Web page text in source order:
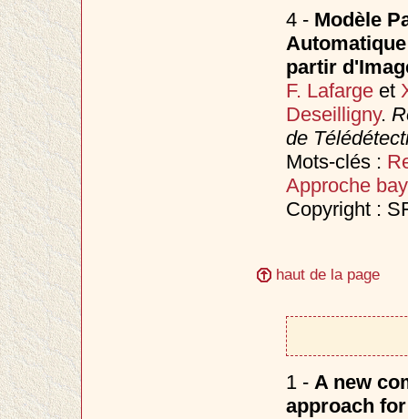
4 - Modèle
partir
F. Lafargeet
Deseilligny.
de
Mots-clés :
Approche
Copyright :
haut de la page
1 - A new
approach